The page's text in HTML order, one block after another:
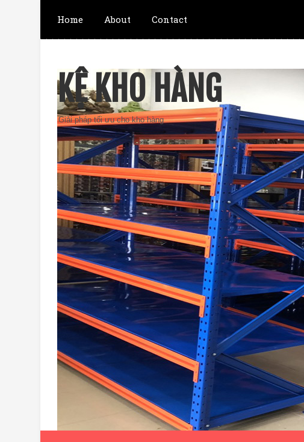
Home About Contact
KỆ KHO HÀNG
Giải pháp tối ưu cho kho hàng